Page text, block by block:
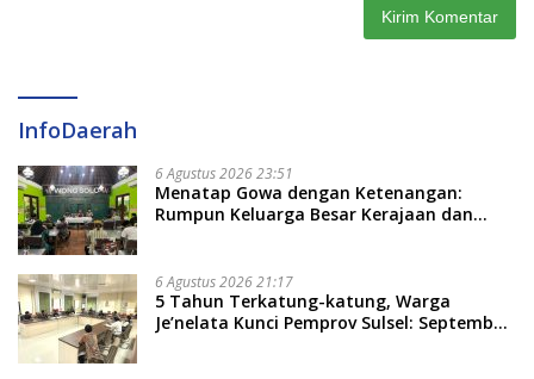
InfoDaerah
6 Agustus 2026 23:51
Menatap Gowa dengan Ketenangan:
Rumpun Keluarga Besar Kerajaan dan
Soal Adat dan Adab
6 Agustus 2026 21:17
5 Tahun Terkatung-katung, Warga
Je’nelata Kunci Pemprov Sulsel: September